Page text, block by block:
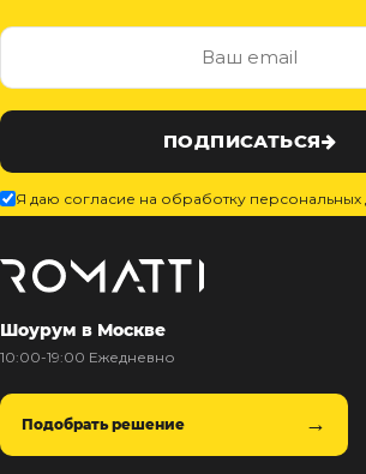
ПОДПИСАТЬСЯ
Я даю согласие на обработку персональных
Шоурум в Москве
10:00-19:00 Ежедневно
Подобрать решение